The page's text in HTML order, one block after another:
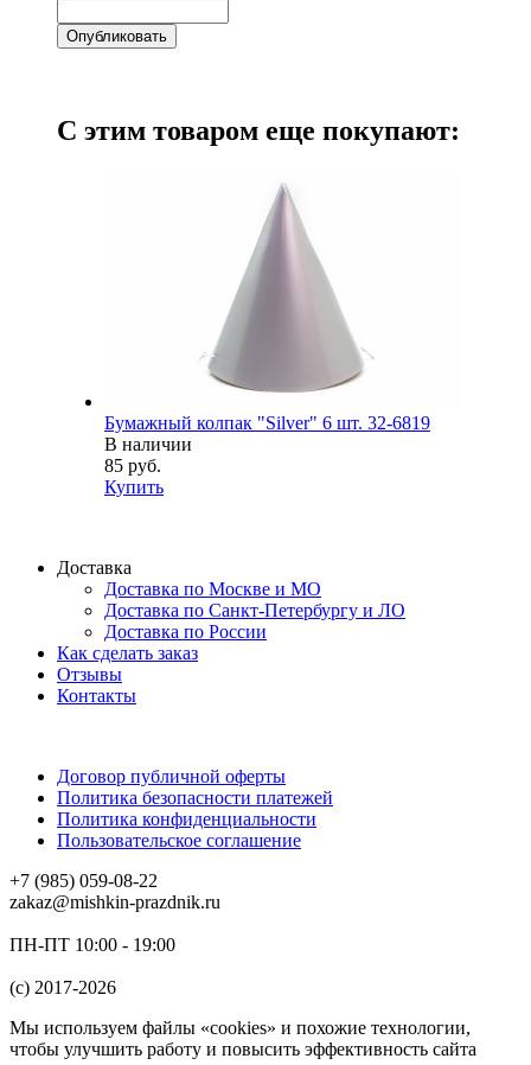
С этим товаром еще покупают:
Бумажный колпак "Silver" 6 шт. 32-6819
В наличии
85 руб.
Купить
Доставка
Доставка по Москве и МО
Доставка по Санкт-Петербургу и ЛО
Доставка по России
Как сделать заказ
Отзывы
Контакты
Договор публичной оферты
Политика безопасности платежей
Политика конфиденциальности
Пользовательское соглашение
+7 (985) 059-08-22
zakaz@mishkin-prazdnik.ru
ПН-ПТ 10:00 - 19:00
(c) 2017-2026
Мы используем файлы «cookies» и похожие технологии,
чтобы улучшить работу и повысить эффективность сайта